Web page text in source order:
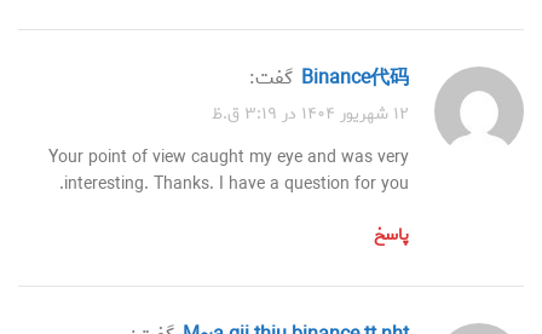
Binance代码 گفت:
۱۲ شهریور ۱۴۰۴ در ۳:۱۹ ق.ظ
Your point of view caught my eye and was very
interesting. Thanks. I have a question for you.
پاسخ